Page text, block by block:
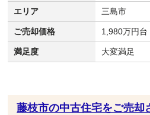
エリア 三島市
ご売却価格 1,980万円台
満足度 大変満足
藤枝市の中古住宅をご売却